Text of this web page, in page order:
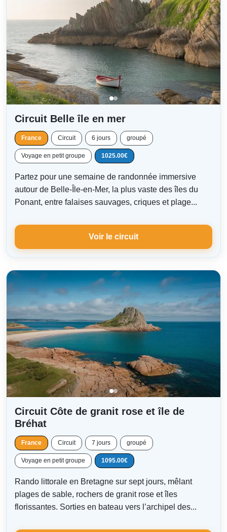
Circuit Belle île en mer
France Circuit 6 jours groupé
Voyage en petit groupe 1025.00€
Partez pour une semaine de randonnée immersive
autour de Belle-Île-en-Mer, la plus vaste des îles du
Ponant, entre falaises sauvages, criques et plage...
Voir le circuit
Circuit Côte de granit rose et île de
Bréhat
France Circuit 7 jours groupé
Voyage en petit groupe 1095.00€
Rando littorale en Bretagne sur sept jours, mêlant
plages de sable, rochers de granit rose et îles
florissantes. Sorties en bateau vers l’archipel des...